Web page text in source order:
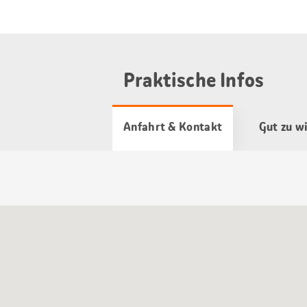
Praktische Infos
Anfahrt & Kontakt Gut zu